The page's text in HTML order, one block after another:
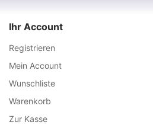
Ihr Account
Registrieren
Mein Account
Wunschliste
Warenkorb
Zur Kasse